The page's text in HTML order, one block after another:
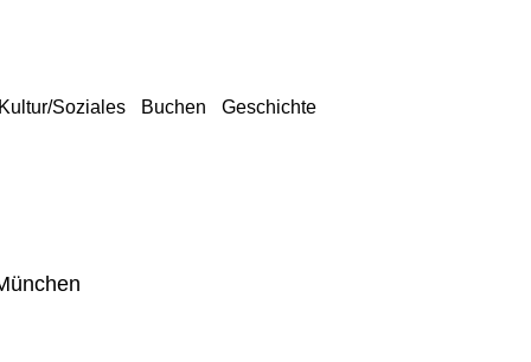
Kultur/Soziales Buchen Geschichte